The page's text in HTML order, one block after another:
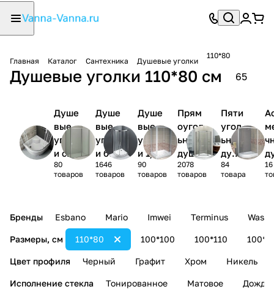
Главная Каталог Сантехника Душевые уголки
110*80
Душевые уголки 110*80 см 65
Душе
вые
уголк
и с
поддо
ном
80
товаров
Душе
вые
уголк
и без
поддо
на
1646
товаров
Душе
вые
уголк
и 1/4
круга
90
товаров
Прям
оугол
ьные
душев
ые
уголк
2078
товаров
Пяти
угол
ьные
душе
вые
угол
84
товара
16
Бренды Esbano Mario Imwei Terminus
Размеры, см 100*100 100*110
110*80
Цвет профиля Черный Графит Хром Никель
Исполнение стекла Тонированное Матовое Дождь